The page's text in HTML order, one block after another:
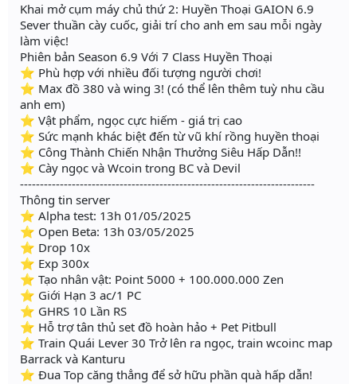
Khai mở cụm máy chủ thứ 2: Huyền Thoại GAION 6.9
Sever thuần cày cuốc, giải trí cho anh em sau mỗi ngày
làm việc!
Phiên bản Season 6.9 Với 7 Class Huyền Thoại
⭐ Phù hợp với nhiều đối tượng người chơi!
⭐ Max đồ 380 và wing 3! (có thể lên thêm tuỳ nhu cầu
anh em)
⭐ Vật phẩm, ngọc cực hiếm - giá trị cao
⭐ Sức mạnh khác biệt đến từ vũ khí rồng huyền thoại
⭐ Công Thành Chiến Nhận Thưởng Siêu Hấp Dẫn!!
⭐ Cày ngọc và Wcoin trong BC và Devil
--------------------------------------------------------------------------
Thông tin server
⭐ Alpha test: 13h 01/05/2025
⭐ Open Beta: 13h 03/05/2025
⭐ Drop 10x
⭐ Exp 300x
⭐ Tạo nhân vật: Point 5000 + 100.000.000 Zen
⭐ Giới Hạn 3 ac/1 PC
⭐ GHRS 10 Lần RS
⭐ Hỗ trợ tân thủ set đồ hoàn hảo + Pet Pitbull
⭐ Train Quái Lever 30 Trở lên ra ngọc, train wcoinc map
Barrack và Kanturu
⭐ Đua Top căng thẳng để sở hữu phần quà hấp dẫn!